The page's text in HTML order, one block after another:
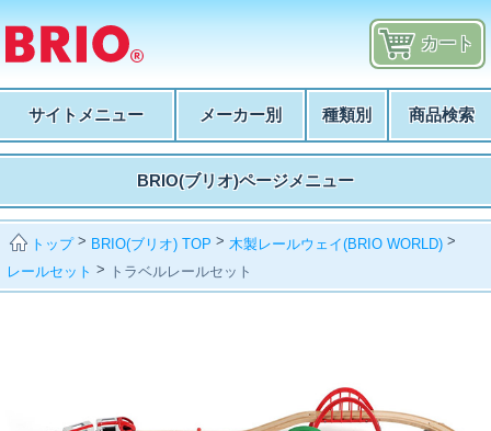
カート
サイトメニュー メーカー別 種類別 商品検索
BRIO(ブリオ)ページメニュー
トップ> BRIO(ブリオ) TOP > 木製レールウェイ(BRIO WORLD) >
レールセット > トラベルレールセット